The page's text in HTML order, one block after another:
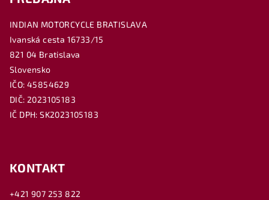
INDIAN MOTORCYCLE BRATISLAVA
Ivanská cesta 16733/15
821 04 Bratislava
Slovensko
IČO: 45854629
DIČ: 2023105183
IČ DPH: SK2023105183
KONTAKT
+421 907 253 822